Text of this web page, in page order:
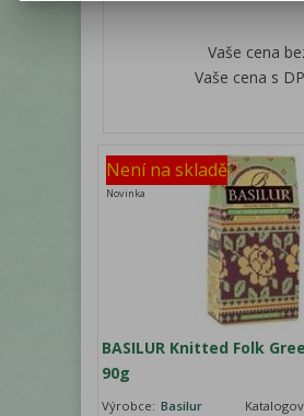
Vaše cena
Vaše cena s
Není na skladě
Novinka
BASILUR Knitted Folk
90g
Výrobce: Basilur